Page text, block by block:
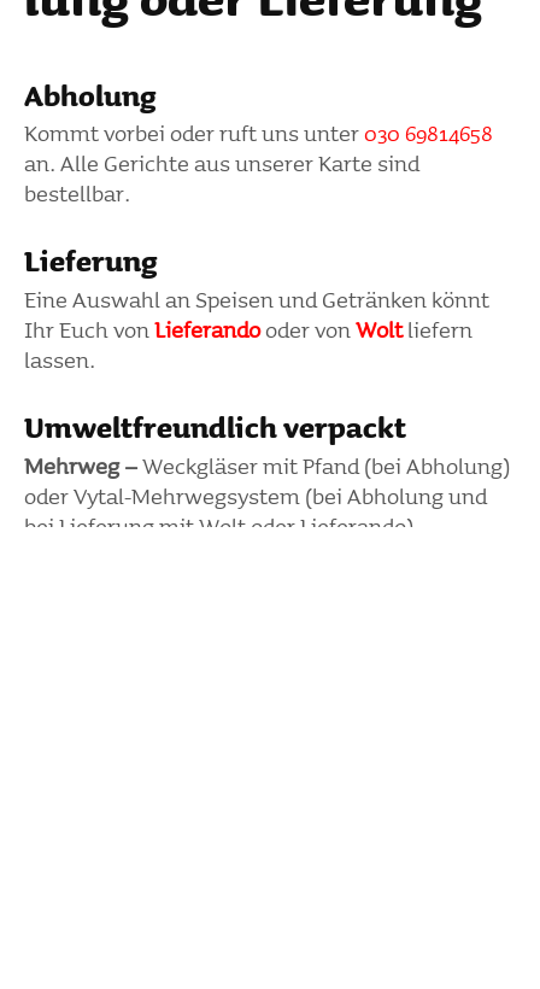
Abho­lung
Kommt vorbei oder ruft uns unter030 69814658
an. Alle Gerichte aus unserer Karte sind
bestellbar.
Liefe­rung
Eine Auswahl an Speisen und Getränken könnt
Ihr Euch vonLieferandooder vonWoltliefern
lassen.
Umwelt­freund­lich verpackt
Mehrweg –Weck­gläser mit Pfand (bei Abho­lung)
oder Vytal-Mehr­­we­g­­system (bei Abho­lung und
bei Liefe­rung mit Wolt oder Lieferando).